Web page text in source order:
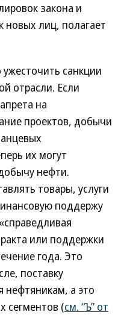
закона и
новых лиц, полагает
санкции
отрасли. Если
на
проектов, добычи
их могут
нефти.
товары, услуги
поддержу
или поддержки
года. Это
поставку
нефтяникам, а это
сегментов (см. “Ъ” от